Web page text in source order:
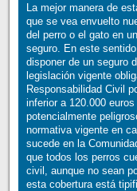
La mejor manera de
que se vea envuelto
del perro o el gato en
seguro. En este
disponer de un seguro
legislación vigente
Responsabilidad Civil
inferior a 120.000
potencialmente
normativa vigente en
sucede en la
que todos los perros
civil, aunque no sean
esta cobertura está